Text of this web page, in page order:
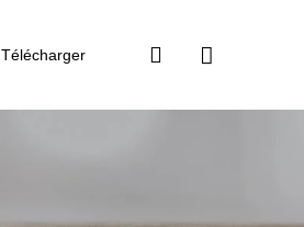
Télécharger